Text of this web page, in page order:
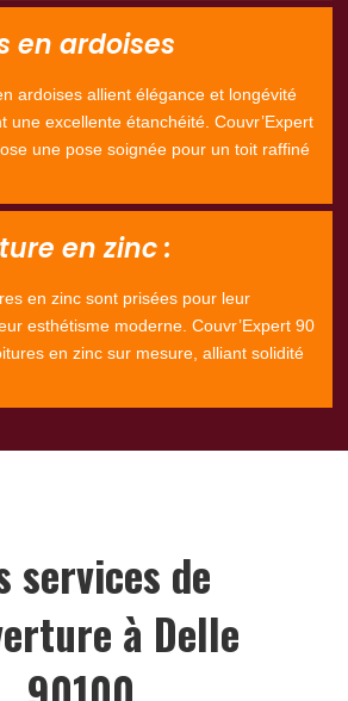
en ardoises
ardoises allient élégance et longévité
une excellente étanchéité. Couvr’Expert
une pose soignée pour un toit raffiné
en zinc :
en zinc sont prisées pour leur
esthétisme moderne. Couvr’Expert 90
en zinc sur mesure, alliant solidité
services de
à Delle